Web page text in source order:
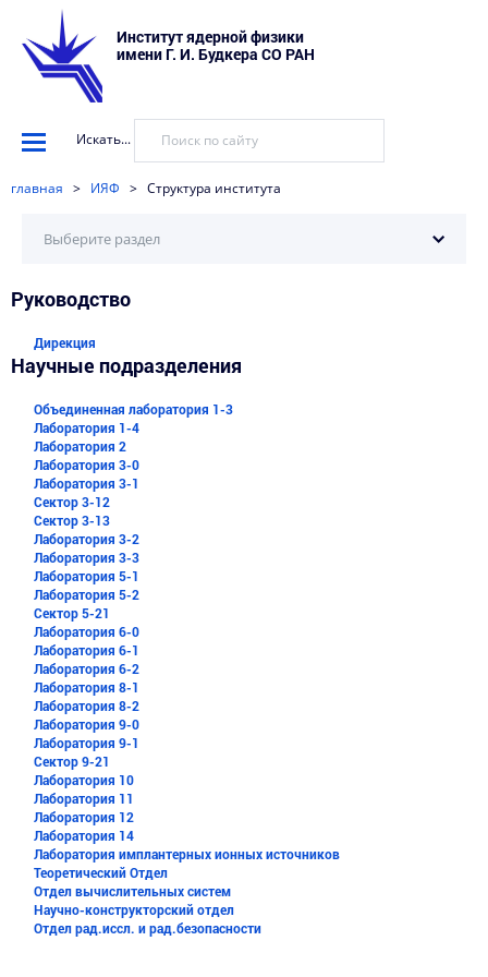
Институт ядерной физики
имени Г. И. Будкера СО РАН
Искать...
главная > ИЯФ > Структура института
Об институте
Руководство
Ученый совет
Структура института
Конкурсы и аттестация
Публикации
Документы
Противодействие коррупции
Безопасность (Антитеррор, ГО и ЧС)
Радиационная безопасность
ООТ и ООС
Вакансии
Выберите раздел
Руководство
Дирекция
Научные подразделения
Объединенная лаборатория 1-3
Лаборатория 1-4
Лаборатория 2
Лаборатория 3-0
Лаборатория 3-1
Сектор 3-12
Сектор 3-13
Лаборатория 3-2
Лаборатория 3-3
Лаборатория 5-1
Лаборатория 5-2
Сектор 5-21
Лаборатория 6-0
Лаборатория 6-1
Лаборатория 6-2
Лаборатория 8-1
Лаборатория 8-2
Лаборатория 9-0
Лаборатория 9-1
Сектор 9-21
Лаборатория 10
Лаборатория 11
Лаборатория 12
Лаборатория 14
Лаборатория имплантерных ионных источников
Теоретический Отдел
Отдел вычислительных систем
Научно-конструкторский отдел
Отдел рад.иссл. и рад.безопасности